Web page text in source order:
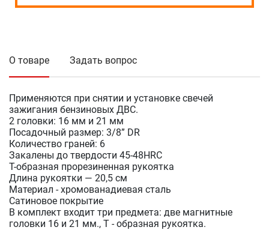
О товаре Задать вопрос
Применяются при снятии и установке свечей
зажигания бензиновых ДВС.
2 головки: 16 мм и 21 мм
Посадочный размер: 3/8” DR
Количество граней: 6
Закалены до твердости 45-48HRC
Т-образная прорезиненная рукоятка
Длина рукоятки — 20,5 см
Материал - хромованадиевая сталь
Сатиновое покрытие
В комплект входит три предмета: две магнитные
головки 16 и 21 мм., Т - образная рукоятка.